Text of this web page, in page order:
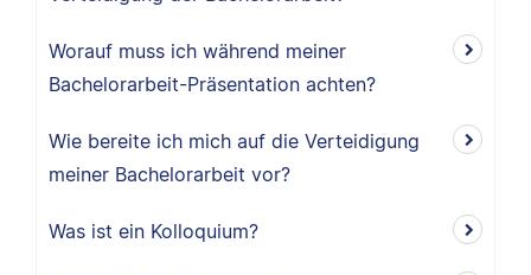
Worauf muss ich während meiner
Bachelorarbeit-Präsentation achten?
Wie bereite ich mich auf die Verteidigung
meiner Bachelorarbeit vor?
Was ist ein Kolloquium?